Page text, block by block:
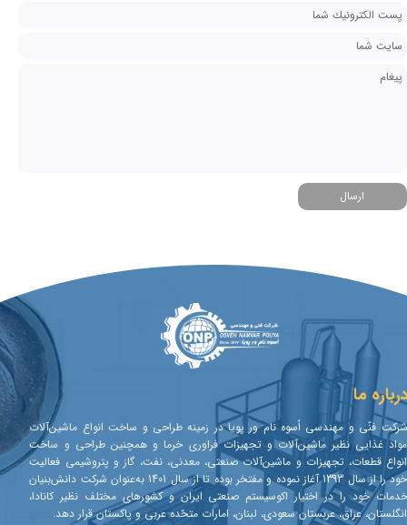
ارسال
ما
شرکت فنّی و مهندسی اُسوه نام ور پویا در زمینه طراحی و ساخت انواع ماشین‌آلات
مواد غذایی نظیر ماشین‌آلات و تجهیزات فراوری خرما و همچنین طراحی و ساخت
انواع قطعات، تجهیزات و ماشین‌آلات صنعتی، معدنی، نفت، گاز و پتروشیمی فعالیت
خود را از سال 1393 آغاز نموده و مفتخر بوده تا از سال 1401 به‌عنوان شرکت دانش‌بنیان
خدمات خود را در اختیار اکوسیستم صنعتی ایران و کشورهای مختلف نظیر کانادا،
انگلستان، عراق، عربستان سعودی، لبنان، امارات متحّده عربی و پاکستان قرار دهد.